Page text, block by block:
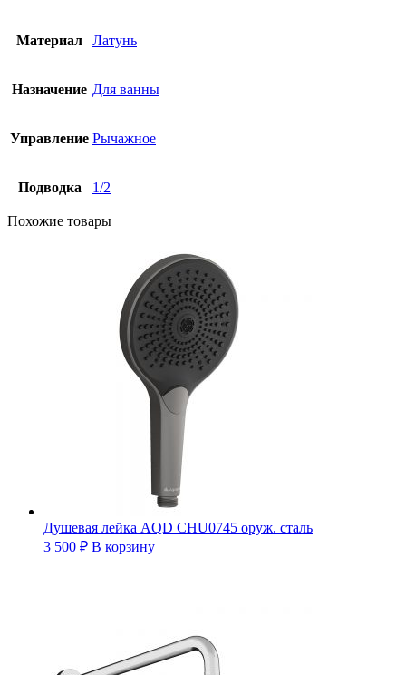
Материал Латунь
Назначение Для ванны
Управление Рычажное
Подводка 1/2
Похожие товары
Душевая лейка AQD CHU0745 оруж. сталь
3 500 ₽ В корзину